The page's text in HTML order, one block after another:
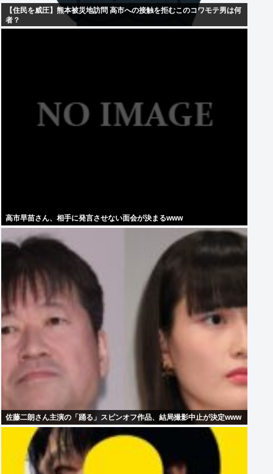
【住民を威圧】熊本被災地訪問 高市への接触を拒むこのコワモテ男は何
者？
高市早苗さん、相手に発言させない面会が決まるwww
佐藤二朗さん主演の「踊る」スピンオフ作品、結局撮影中止が決定www